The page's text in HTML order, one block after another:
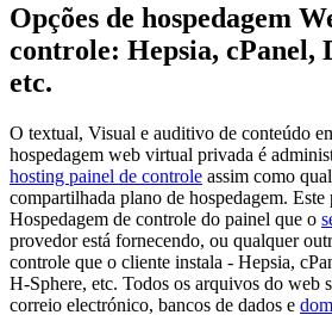
Opções de hospedagem
controle: Hepsia, cPanel,
etc.
O textual, Visual e auditivo de conteúdo
hospedagem web virtual privada é
hosting painel de controle assim como
compartilhada plano de hospedagem. Este
Hospedagem de controle do painel que o
provedor está fornecendo, ou qualquer
controle que o cliente instala - Hepsia,
H-Sphere, etc. Todos os arquivos do web
correio electrónico, bancos de dados e